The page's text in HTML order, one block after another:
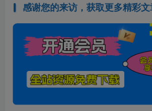
感谢您的来访，获取更多精彩文